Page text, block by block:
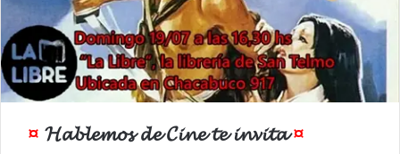
¤ 𝓗𝓪𝓫𝓵𝓮𝓶𝓸𝓼 𝓭𝓮 𝓒𝓲𝓷𝓮 𝓽𝓮 𝓲𝓷𝓿𝓲𝓽𝓪¤